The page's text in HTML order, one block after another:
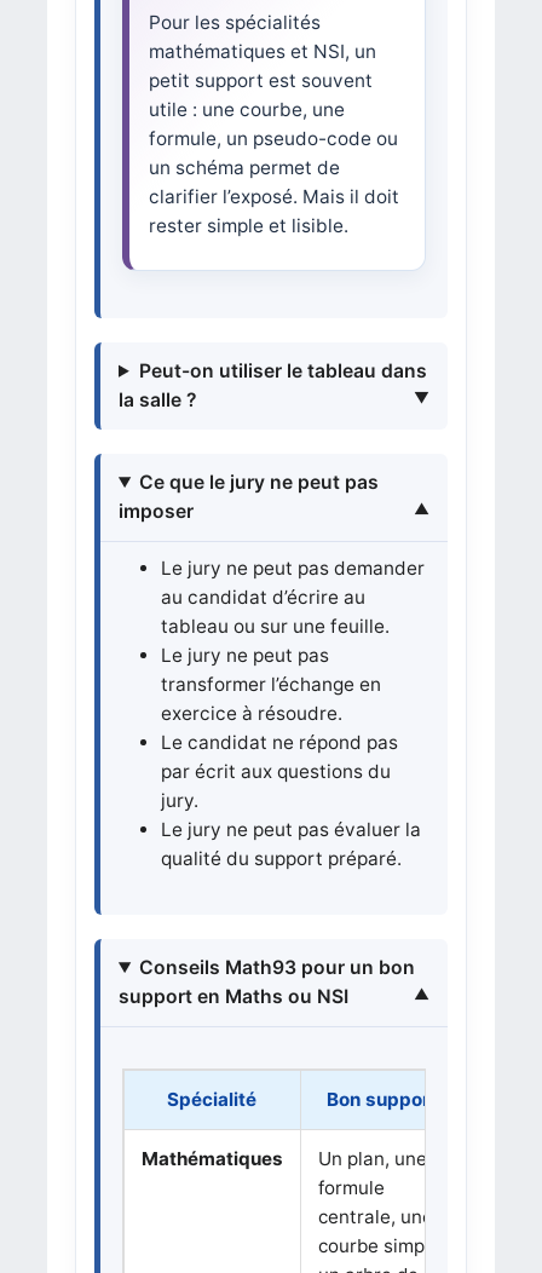
Pour les spécialités
mathématiques et NSI, un
petit support est souvent
utile : une courbe, une
formule, un pseudo-code ou
un schéma permet de
clarifier l’exposé. Mais il doit
rester simple et lisible.
Peut-on utiliser le tableau dans
la salle ?
Ce que le jury ne peut pas
imposer
Le jury ne peut pas demander
au candidat d’écrire au
tableau ou sur une feuille.
Le jury ne peut pas
transformer l’échange en
exercice à résoudre.
Le candidat ne répond pas
par écrit aux questions du
jury.
Le jury ne peut pas évaluer la
qualité du support préparé.
Conseils Math93 pour un bon
support en Maths ou NSI
Spécialité Bon support
Mathématiques
Un plan, une
formule
centrale, une
courbe simple,